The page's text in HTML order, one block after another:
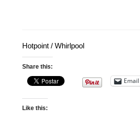
Hotpoint / Whirlpool
Share this:
Email
Like this: